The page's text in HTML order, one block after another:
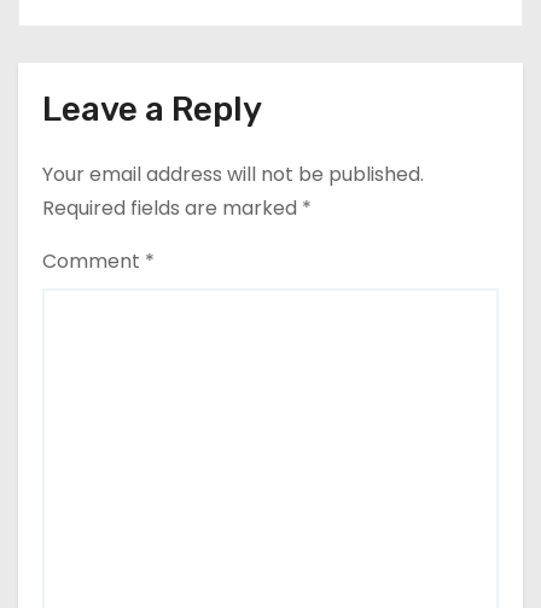
Leave a Reply
Your email address will not be published.
Required fields are marked *
Comment *